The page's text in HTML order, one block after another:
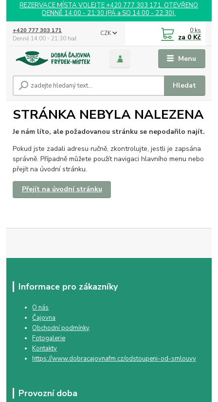
REZERVACE MÍSTA VOLEJTE +420 777 303 171. OTEVŘENO
DENNĚ 14:00 - 21:30 (PÁ a SO 14:00 - 22:30).
Menu
CZK
Hledat
+420 777 303 171
Denně 14:00 - 21:30 hod
0 ks
za 0 Kč
STRÁNKA NEBYLA NALEZENA
Je nám líto, ale požadovanou stránku se nepodařilo najít.
Pokud jste zadali adresu ručně, zkontrolujte, jestli je zapsána
správně. Případně můžete použít navigaci hlavního menu nebo
přejít na úvodní stránku.
Přejít na úvodní stránku
Informace pro zákazníky
O nás
Čajovna
Obchodní podmínky
Fotogalerie
Kontakty
https://www.dobracajovnafm.cz/odstoupeni-od-smlouvy
Provozní doba